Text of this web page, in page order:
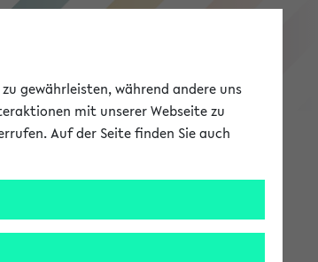
eKVV
gewährleisten, während andere uns
mit unserer Webseite zu
Auf der Seite finden Sie auch